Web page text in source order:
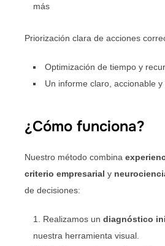
más
Priorización clara de acciones
Optimización de tiempo y
Un informe claro, accionable y
¿Cómo funciona?
Nuestro método combina
criterio empresarial y
de decisiones:
Realizamos undiagnóstico
nuestra herramienta visual.